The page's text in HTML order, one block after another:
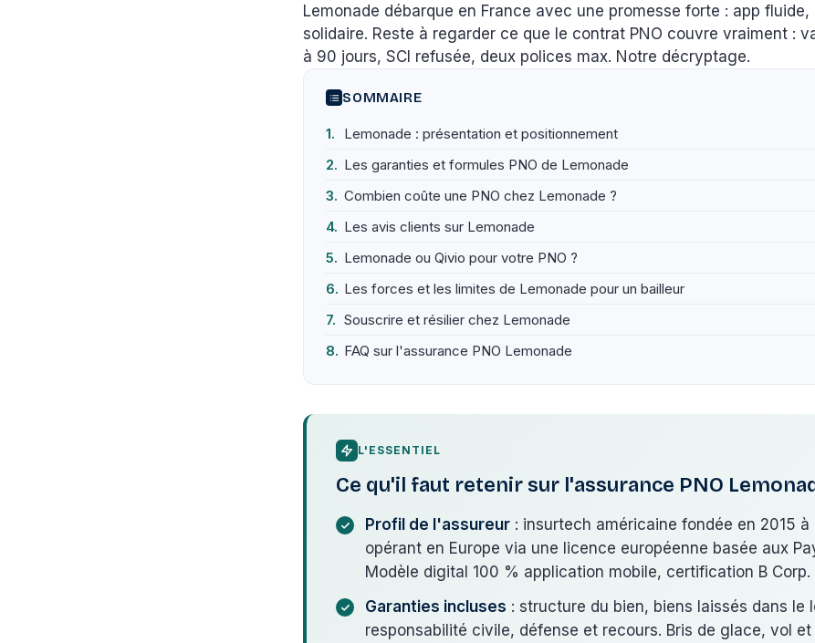
Lemonade débarque en France avec une promesse forte : app fluide,
solidaire. Reste à regarder ce que le contrat PNO couvre vraiment :
à 90 jours, SCI refusée, deux polices max. Notre décryptage.
SOMMAIRE
Lemonade : présentation et positionnement
Les garanties et formules PNO de Lemonade
Combien coûte une PNO chez Lemonade ?
Les avis clients sur Lemonade
Lemonade ou Qivio pour votre PNO ?
Les forces et les limites de Lemonade pour un bailleur
Souscrire et résilier chez Lemonade
FAQ sur l'assurance PNO Lemonade
L'ESSENTIEL
Ce qu'il faut retenir sur l'assurance PNO
Profil de l'assureur : insurtech américaine fondée en 2015 à
opérant en Europe via une licence européenne basée aux
Modèle digital 100 % application mobile, certification B Corp.
Garanties incluses : structure du bien, biens laissés dans le
responsabilité civile, défense et recours. Bris de glace, vol